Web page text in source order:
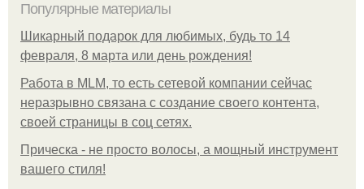
Популярные материалы
Шикарный подарок для любимых, будь то 14
февраля, 8 марта или день рождения!
Работа в MLM, то есть сетевой компании сейчас
неразрывно связана с создание своего контента,
своей страницы в соц сетях.
Прическа - не просто волосы, а мощный инструмент
вашего стиля!